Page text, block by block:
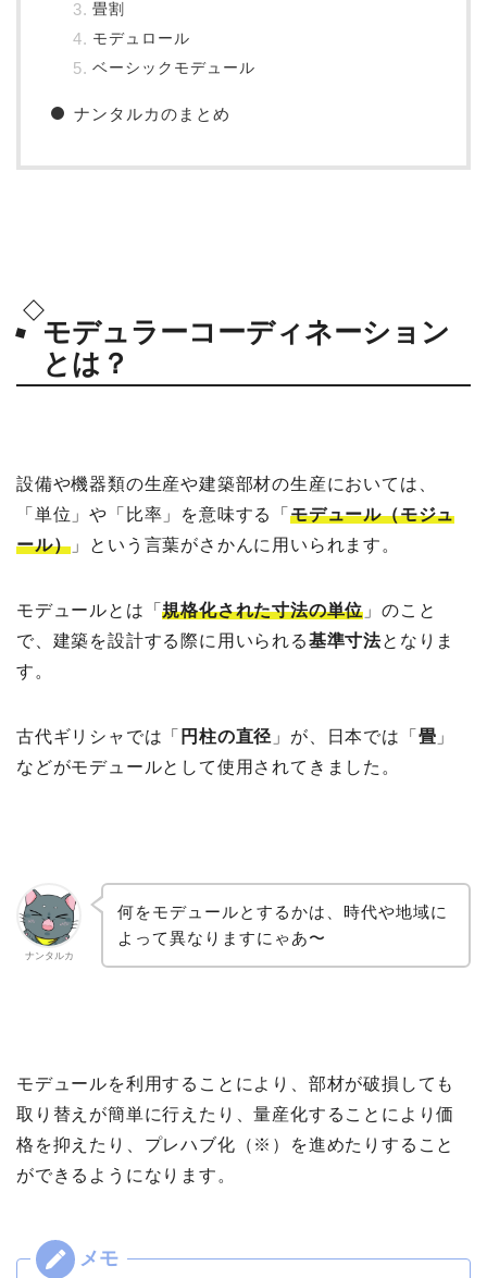
畳割
モデュロール
ベーシックモデュール
ナンタルカのまとめ
モデュラーコーディネーション
とは？
設備や機器類の生産や建築部材の生産においては、
「単位」や「比率」を意味する「 モデュール（モジュ
ール） 」という言葉がさかんに用いられます。
モデュールとは「規格化された寸法の単位 」のこと
で、建築を設計する際に用いられる基準寸法となりま
す。
古代ギリシャでは「 円柱の直径 」が、日本では「 畳 」
などがモデュールとして使用されてきました。
ナンタルカ
何をモデュールとするかは、時代や地域に
よって異なりますにゃあ〜
モデュールを利用することにより、部材が破損しても
取り替えが簡単に行えたり、量産化することにより価
格を抑えたり、プレハブ化（※）を進めたりすること
ができるようになります。